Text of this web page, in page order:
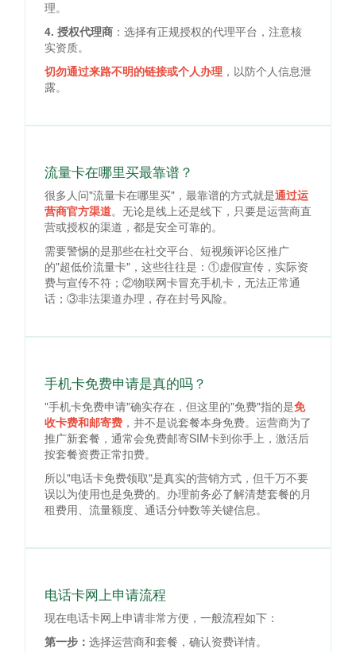
理。
4. 授权代理商 ：选择有正规授权的代理平台，注意核
实资质。
切勿通过来路不明的链接或个人办理 ，以防个人信息泄
露。
流量卡在哪里买最靠谱？
很多人问"流量卡在哪里买"，最靠谱的方式就是通过运
营商官方渠道。无论是线上还是线下，只要是运营商直
营或授权的渠道，都是安全可靠的。
需要警惕的是那些在社交平台、短视频评论区推广
的"超低价流量卡"，这些往往是：①虚假宣传，实际资
费与宣传不符；②物联网卡冒充手机卡，无法正常通
话；③非法渠道办理，存在封号风险。
手机卡免费申请是真的吗？
"手机卡免费申请"确实存在，但这里的"免费"指的是免
收卡费和邮寄费 ，并不是说套餐本身免费。运营商为了
推广新套餐，通常会免费邮寄SIM卡到你手上，激活后
按套餐资费正常扣费。
所以"电话卡免费领取"是真实的营销方式，但千万不要
误以为使用也是免费的。办理前务必了解清楚套餐的月
租费用、流量额度、通话分钟数等关键信息。
电话卡网上申请流程
现在电话卡网上申请非常方便，一般流程如下：
第一步： 选择运营商和套餐，确认资费详情。